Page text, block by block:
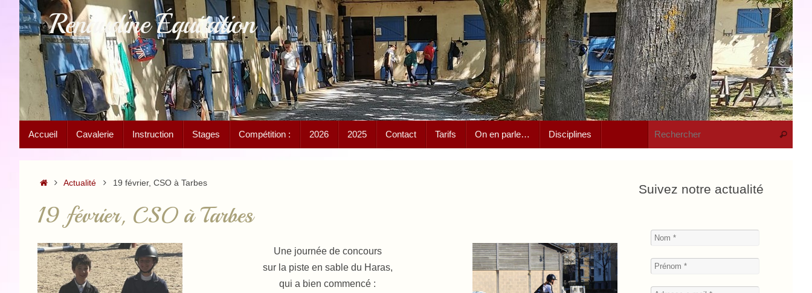
Passer
contenu
Renaudine Équitation
contenu
Accueil Cavalerie Instruction Stages Compétition : 2026 2025 Contact Tarifs On en parle… Disciplines
Accueil
Actualité 19 février, CSO à Tarbes
19 février, CSO à Tarbes
Une journée de concours
sur la piste en sable du Haras,
qui a bien commencé :
Suivez notre actualité